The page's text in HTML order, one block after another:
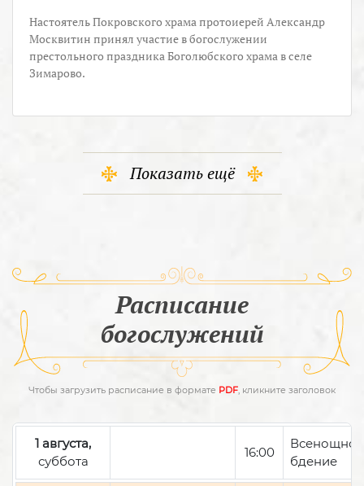
Настоятель Покровского храма протоиерей Александр
Москвитин принял участие в богослужении
престольного праздника Боголюбского храма в селе
Зимарово.
Показать ещё
Расписание
богослужений
Чтобы загрузить расписание в формате PDF, кликните заголовок
1 августа,
суббота
16:00
Всенощное
бдение